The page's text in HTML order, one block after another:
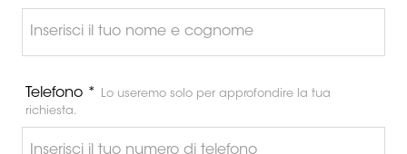
Telefono *
Lo useremo solo per approfondire la tua
richiesta.